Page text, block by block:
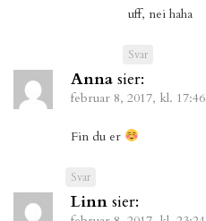
uff, nei haha
Svar
Anna sier:
februar 8, 2017, kl. 17:46
Fin du er
Svar
Linn sier: